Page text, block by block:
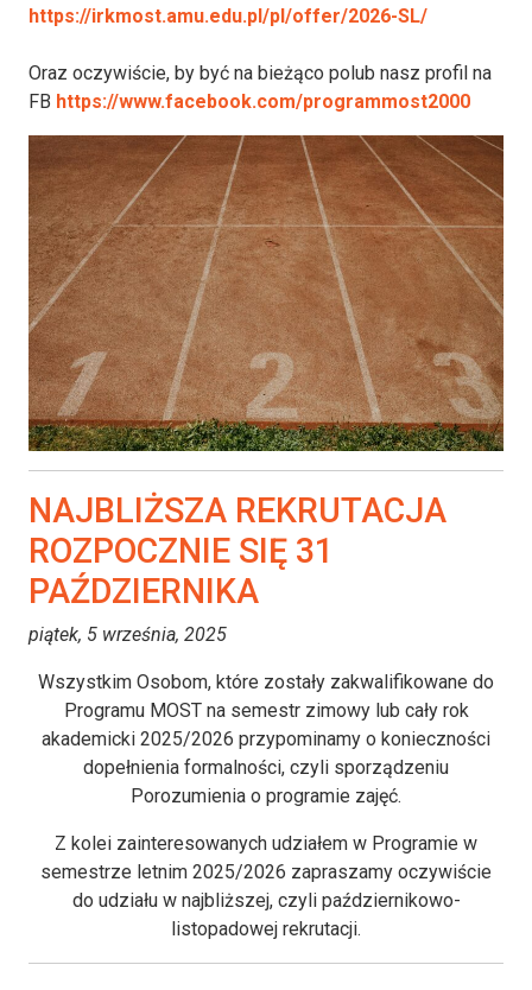
https://irkmost.amu.edu.pl/pl/offer/2026-SL/
Oraz oczywiście, by być na bieżąco polub nasz profil na
FB https://www.facebook.com/programmost2000
NAJBLIŻSZA REKRUTACJA
ROZPOCZNIE SIĘ 31
PAŹDZIERNIKA
piątek, 5 września, 2025
Wszystkim Osobom, które zostały zakwalifikowane do
Programu MOST na semestr zimowy lub cały rok
akademicki 2025/2026 przypominamy o konieczności
dopełnienia formalności, czyli sporządzeniu
Porozumienia o programie zajęć.
Z kolei zainteresowanych udziałem w Programie w
semestrze letnim 2025/2026 zapraszamy oczywiście
do udziału w najbliższej, czyli październikowo-
listopadowej rekrutacji.